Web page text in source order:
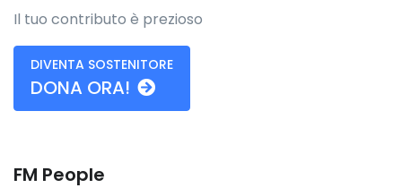
Il tuo contributo è prezioso
DIVENTA SOSTENITORE
DONA ORA!
FM People